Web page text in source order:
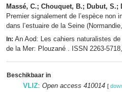
Massé, C.; Chouquet, B.; Dubut,
Premier signalement de l’espèce non
dans l’estuaire de la Seine
In: An Aod: Les cahiers naturalistes
de la Mer: Plouzané . ISSN 2263-5718,
Beschikbaar in
VLIZ: Open access 410014 [